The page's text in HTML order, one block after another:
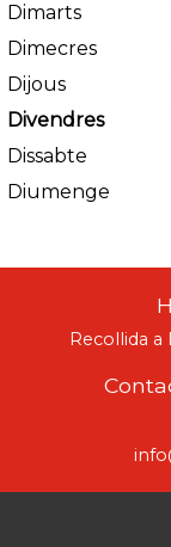
Dimarts
Dimecres
Dijous
Divendres
Dissabte
Diumenge
Recollida a